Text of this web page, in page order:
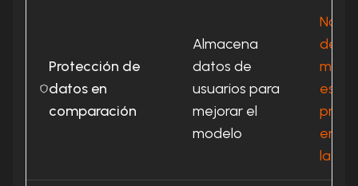
Protección de
datos en
comparación
Almacena
datos de
usuarios para
mejorar el
modelo
No
de
más
en
la UE